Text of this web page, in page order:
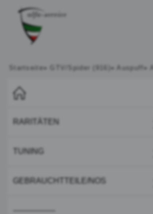
Startseite» GTV/Spider (916) » Auspuff »
RARITÄTEN
TUNING
GEBRAUCHTTEILE/NOS